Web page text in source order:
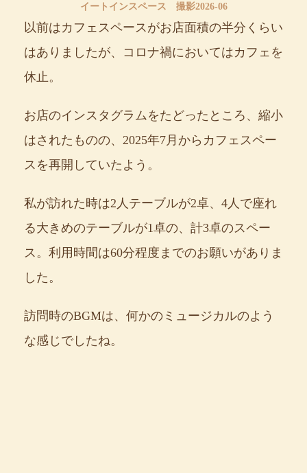
イートインスペース 撮影2026-06
以前はカフェスペースがお店面積の半分くらい
はありましたが、コロナ禍においてはカフェを
休止。
お店のインスタグラムをたどったところ、縮小
はされたものの、2025年7月からカフェスペー
スを再開していたよう。
私が訪れた時は2人テーブルが2卓、4人で座れ
る大きめのテーブルが1卓の、計3卓のスペー
ス。利用時間は60分程度までのお願いがありま
した。
訪問時のBGMは、何かのミュージカルのよう
な感じでしたね。